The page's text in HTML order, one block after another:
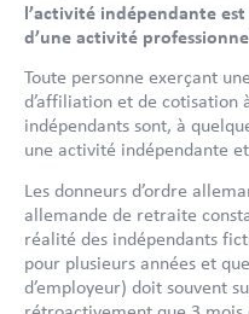
l’activité indépendante
d’une activité
Toute personne exerçant
d’affiliation et de cotisation
indépendants sont, à
une activité indépendante
Les donneurs d’ordre
allemande de retraite
réalité des indépendants
pour plusieurs années et
d’employeur) doit souvent